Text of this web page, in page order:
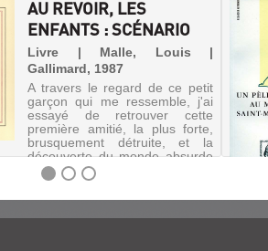
AU REVOIR, LES
ENFANTS : SCÉNARIO
Livre | Malle, Louis |
Gallimard, 1987
A travers le regard de ce petit
garçon qui me ressemble, j'ai
essayé de retrouver cette
première amitié, la plus forte,
brusquement détruite, et la
découverte du monde absurde
des adultes avec sa violence et
ses préjugés".